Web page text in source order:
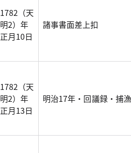
1782（天
明2）年
正月10日
諸事書面差上扣
1782（天
明2）年
正月13日
明治17年・回議録・捕